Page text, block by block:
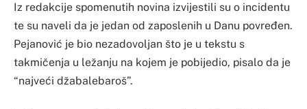
Iz redakcije spomenutih novina izvijestili su o incidentu
te su naveli da je jedan od zaposlenih u Danu povređen.
Pejanović je bio nezadovoljan što je u tekstu s
takmičenja u ležanju na kojem je pobijedio, pisalo da je
“najveći džabalebaroš”.